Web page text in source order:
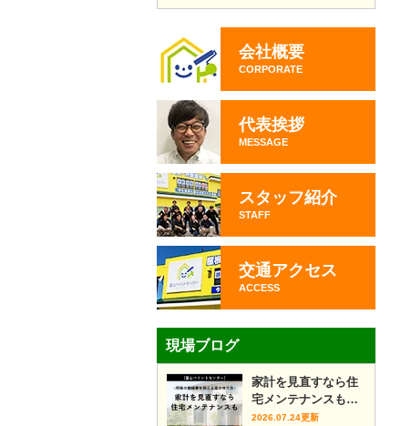
会社概要
CORPORATE
代表挨拶
MESSAGE
スタッフ紹介
STAFF
交通アクセス
ACCESS
現場ブログ
家計を見直すなら住
宅メンテナンスも｜
将来の修繕費を抑え
2026.07.24更新